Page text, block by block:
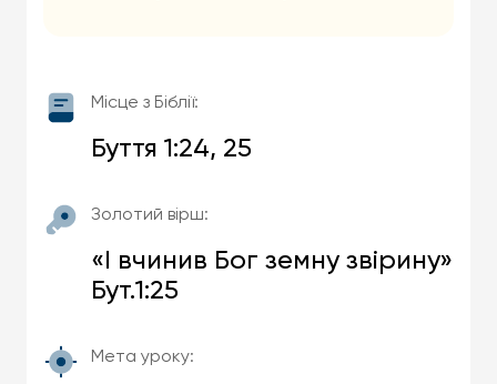
Місце з Біблії:
Буття 1:24, 25
Золотий вірш:
«І вчинив Бог земну звірину»
Бут.1:25
Мета уроку: